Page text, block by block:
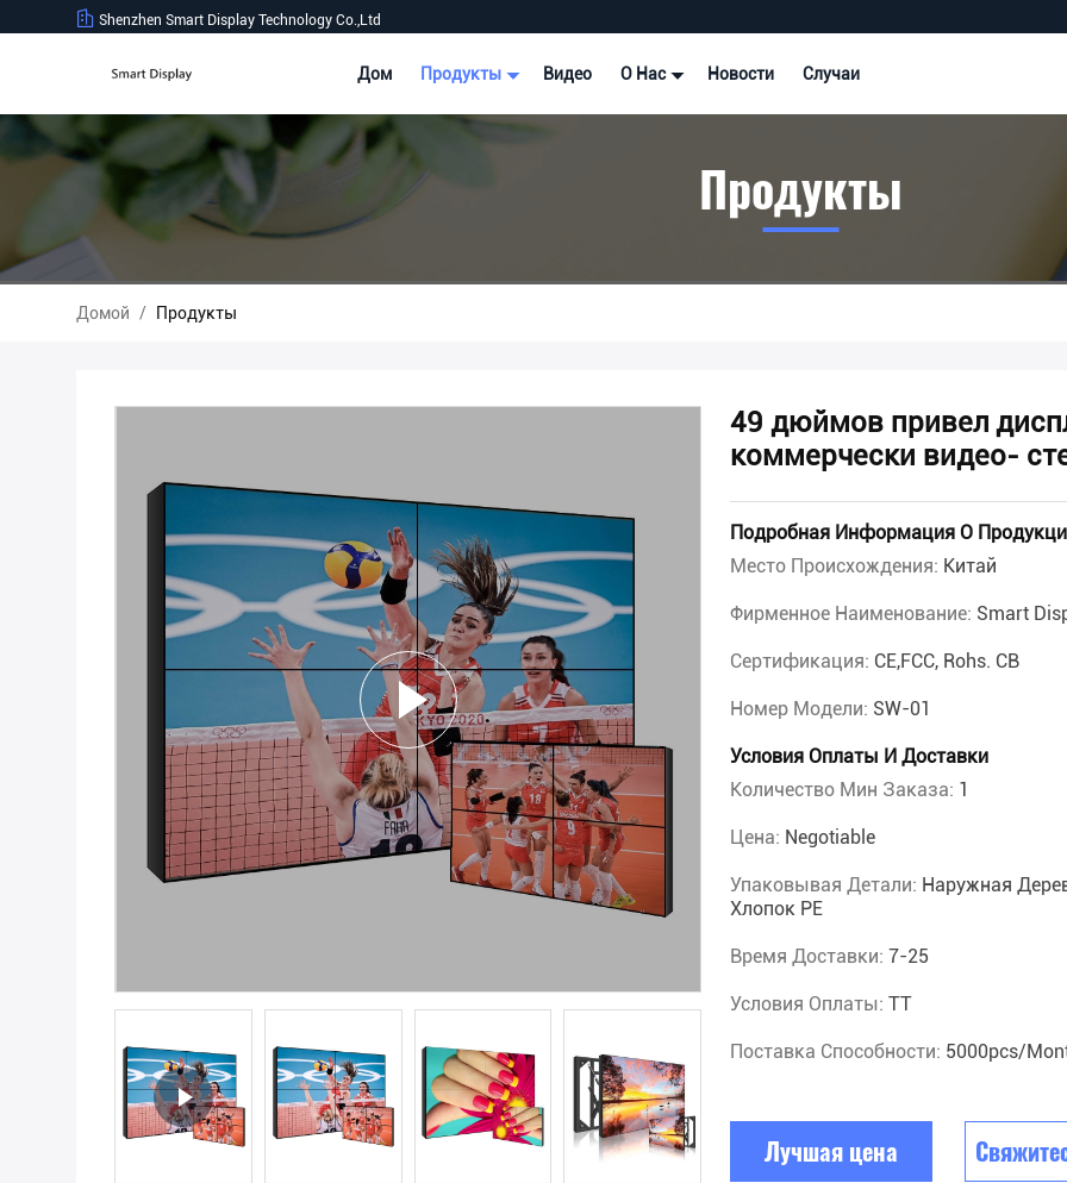
Shenzhen Smart Display Technology Co.,Ltd
Дом Продукты Видео О Нас Новости Случаи
Продукты
Домой / Продукты
49 дюймов привел
коммерчески видео-
Подробная Информация О
Место Происхождения: Китай
Фирменное Наименование: Smart
Сертификация: CE,FCC, Rohs. CB
Номер Модели: SW-01
Условия Оплаты И Доставки
Количество Мин Заказа: 1
Цена: Negotiable
Упаковывая Детали: Наружная
Хлопок PE
Время Доставки: 7-25
Условия Оплаты: ТТ
Поставка Способности: 5000pcs/
Лучшая цена